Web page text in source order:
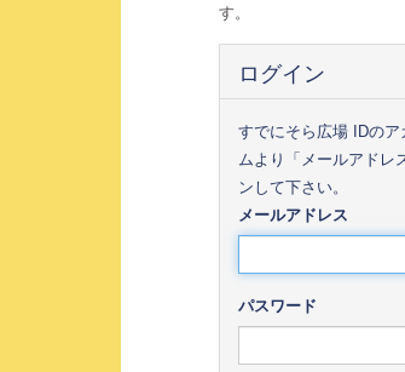
す。
ログイン
すでにそら広場 IDの
ムより「メールアドレ
ンして下さい。
メールアドレス
パスワード